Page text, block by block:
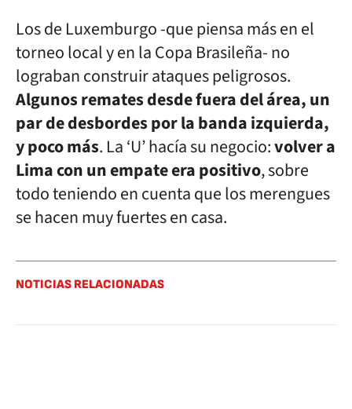
Los de Luxemburgo -que piensa más en el
torneo local y en la Copa Brasileña- no
lograban construir ataques peligrosos.
Algunos remates desde fuera del área, un
par de desbordes por la banda izquierda,
y poco más. La ‘U’ hacía su negocio:volver a
Lima con un empate era positivo, sobre
todo teniendo en cuenta que los merengues
se hacen muy fuertes en casa.
NOTICIAS RELACIONADAS